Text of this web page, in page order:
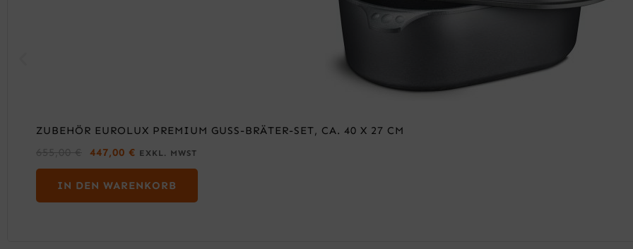
ZUBEHÖR EUROLUX PREMIUM GUSS-BRÄTER-SET, CA. 40 X 27 CM
U
P
R
447,00 € A
U
E
EXKL. MWST
IN DEN WARENKORB